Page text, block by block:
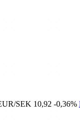
SEK 10,92 -0,36%